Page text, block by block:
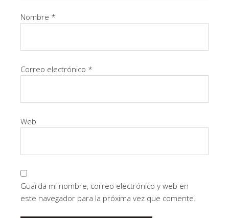
Nombre *
Correo electrónico *
Web
Guarda mi nombre, correo electrónico y web en
este navegador para la próxima vez que comente.